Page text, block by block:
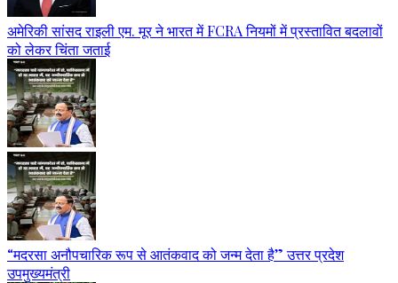
अमेरिकी सांसद राइली एम. मूर ने भारत में FCRA नियमों में प्रस्तावित बदलावों
को लेकर चिंता जताई
“मदरसा अनौपचारिक रूप से आतंकवाद को जन्म देता है” उत्तर प्रदेश
उपमुख्यमंत्री